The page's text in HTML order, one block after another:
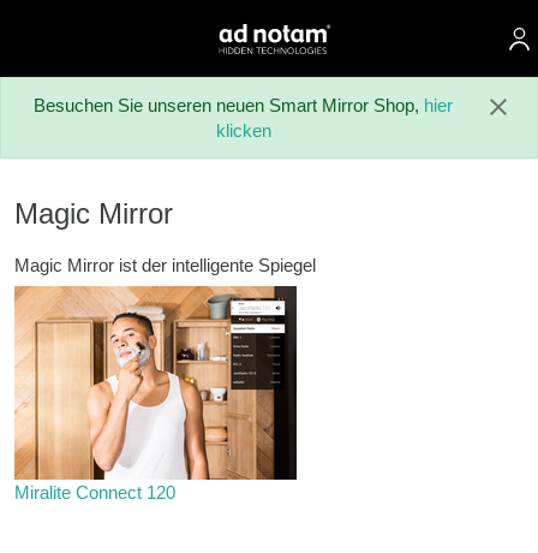
ad notam
Besuchen Sie unseren neuen Smart Mirror Shop, hier
klicken
Magic Mirror
Magic Mirror ist der intelligente Spiegel
Miralite Connect 120